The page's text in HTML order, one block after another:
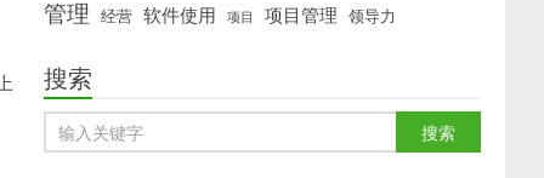
管理 经营 软件使用 项目 项目管理 领导力
搜索